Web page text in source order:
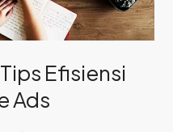
Efisiensi
Ads